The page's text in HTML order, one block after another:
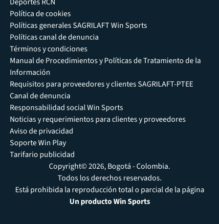
Política de cookies
Políticas generales SAGRILAFT Win Sports
Políticas canal de denuncia
Términos y condiciones
Manual de Procedimientos y Políticas de Tratamiento de la
Información
Requisitos para proveedores y clientes SAGRILAFT-PTEE
Canal de denuncia
Responsabilidad social Win Sports
Noticias y requerimientos para clientes y proveedores
Aviso de privacidad
Soporte Win Play
Tarifario publicidad
Copyright© 2026, Bogotá - Colombia.
Todos los derechos reservados.
Está prohibida la reproducción total o parcial de la página
Un producto Win Sports